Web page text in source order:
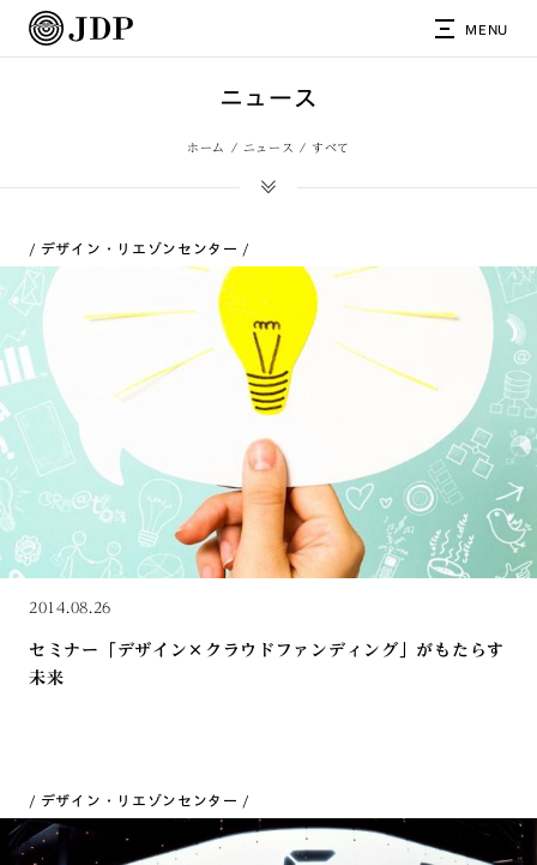
MENU
ニュース
ホーム ニュース すべて
デザイン・リエゾンセンター
2014.08.26
セミナー「デザイン×クラウドファンディング」がもたらす
未来
デザイン・リエゾンセンター